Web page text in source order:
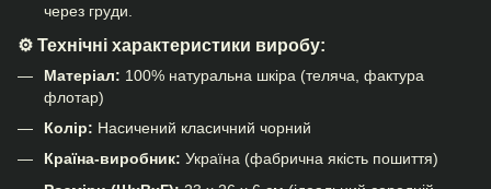
через груди.
⚙️ Технічні характеристики виробу:
Матеріал: 100% натуральна шкіра (теляча, фактура
флотар)
Колір: Насичений класичний чорний
Країна-виробник: Україна (фабрична якість пошиття)